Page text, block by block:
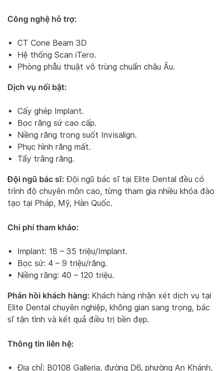
Công nghệ hỗ trợ:
CT Cone Beam 3D
Hệ thống Scan iTero.
Phòng phẫu thuật vô trùng chuẩn châu Âu.
Dịch vụ nổi bật:
Cấy ghép Implant.
Bọc răng sứ cao cấp.
Niềng răng trong suốt Invisalign.
Phục hình răng mất.
Tẩy trắng răng.
Đội ngũ bác sĩ: Đội ngũ bác sĩ tại Elite Dental đều có
trình độ chuyên môn cao, từng tham gia nhiều khóa đào
tạo tại Pháp, Mỹ, Hàn Quốc.
Chi phí tham khảo:
Implant: 18 – 35 triệu/Implant.
Bọc sứ: 4 – 9 triệu/răng.
Niềng răng: 40 – 120 triệu.
Phản hồi khách hàng: Khách hàng nhận xét dịch vụ tại
Elite Dental chuyên nghiệp, không gian sang trọng, bác
sĩ tận tình và kết quả điều trị bền đẹp.
Thông tin liên hệ:
Địa chỉ: B0108 Galleria, đường D6, phường An Khánh,